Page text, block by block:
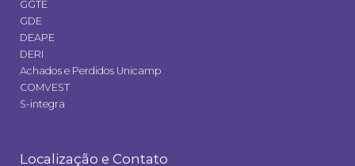
GGTE
GDE
DEAPE
DERI
Achados e Perdidos Unicamp
COMVEST
S-integra
Localização e Contato